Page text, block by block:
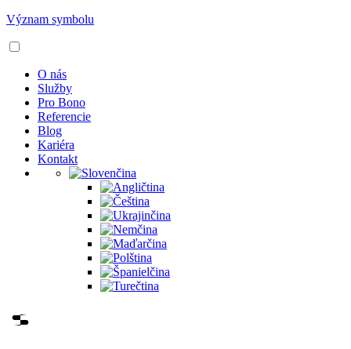
Význam symbolu
O nás
Služby
Pro Bono
Referencie
Blog
Kariéra
Kontakt